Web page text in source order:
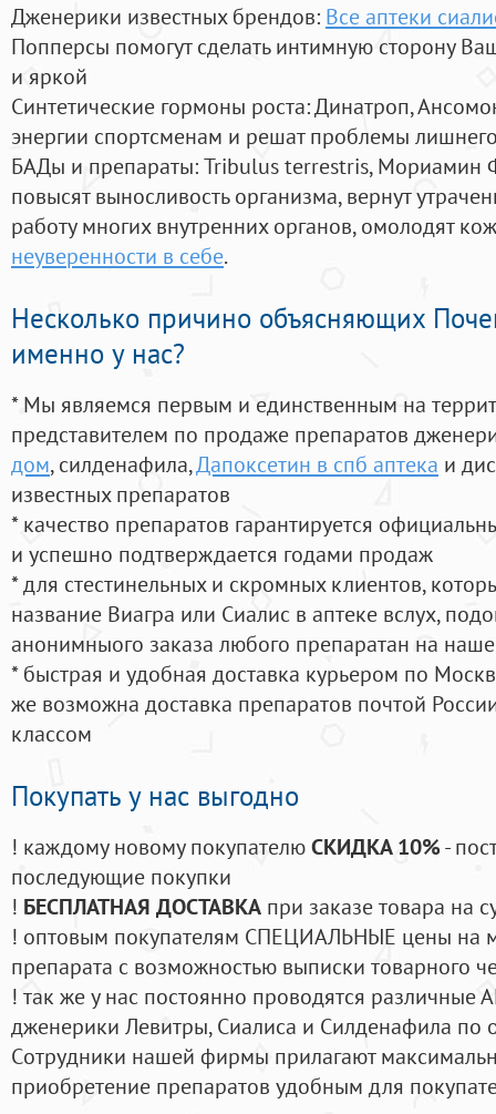
Дженерики известных брендов: Все аптеки
Попперсы помогут сделать интимную сторону
и яркой
Синтетические гормоны роста: Динатроп,
энергии спортсменам и решат проблемы
БАДы и препараты:Tribulus terrestris, Мориамин
повысят выносливость организма, вернут
работу многих внутренних органов, омолодят
неуверенности в себе.
Несколько причино объясняющих
именно у нас?
* Мы являемся первым и единственным на
представителем по продаже препаратов
дом, силденафила,Дапоксетин в спб аптека и
известных препаратов
* качество препаратов гарантируется
и успешно подтверждается годами продаж
* для стестинельных и скромных клиентов,
название Виагра или Сиалис в аптеке вслух,
анонимныого заказа любого препаратан на
* быстрая и удобная доставка курьером по
же возможна доставка препаратов почтой
классом
Покупать у нас выгодно
! каждому новому покупателюСКИДКА 10%-
последующие покупки
! БЕСПЛАТНАЯ ДОСТАВКА при заказе товара на
! оптовым покупателям СПЕЦИАЛЬНЫЕ цены на
препарата с возможностью выписки товарного
! так же у нас постоянно проводятся
дженерики Левитры, Сиалиса и Силденафила по
Cотрудники нашей фирмы прилагают
приобретение препаратов удобным для